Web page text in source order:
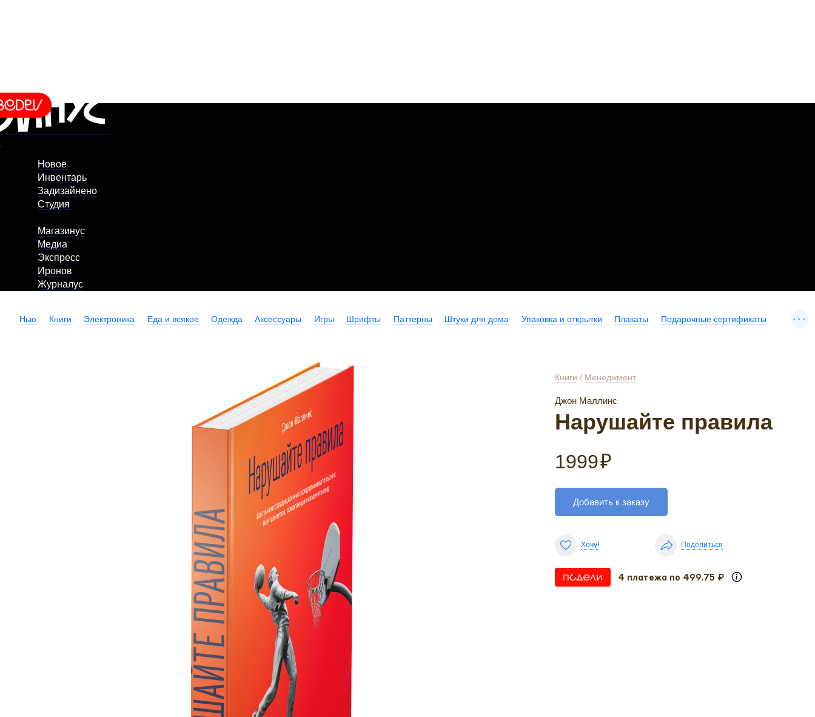
Новое
Инвентарь
Задизайнено
Студия
Магазинус
Медиа
Экспресс
Иронов
Журналус
Нью Книги Электроника Еда и всякое Одежда Аксессуары Игры Шрифты Паттерны Штуки для дома Упаковка и открытки Плакаты Подарочные сертификаты ...
Книги / Менеджмент
Джон Маллинс
Нарушайте правила
1999₽
Добавить к заказу
Хочу! Поделиться
4 платежа по 499.75 ₽